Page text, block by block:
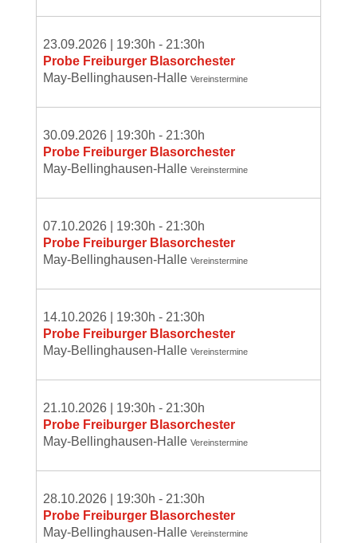
23.09.2026 19:30h - 21:30h
Probe Freiburger Blasorchester
May-Bellinghausen-Halle Vereinstermine
30.09.2026 19:30h - 21:30h
Probe Freiburger Blasorchester
May-Bellinghausen-Halle Vereinstermine
07.10.2026 19:30h - 21:30h
Probe Freiburger Blasorchester
May-Bellinghausen-Halle Vereinstermine
14.10.2026 19:30h - 21:30h
Probe Freiburger Blasorchester
May-Bellinghausen-Halle Vereinstermine
21.10.2026 19:30h - 21:30h
Probe Freiburger Blasorchester
May-Bellinghausen-Halle Vereinstermine
28.10.2026 19:30h - 21:30h
Probe Freiburger Blasorchester
May-Bellinghausen-Halle Vereinstermine